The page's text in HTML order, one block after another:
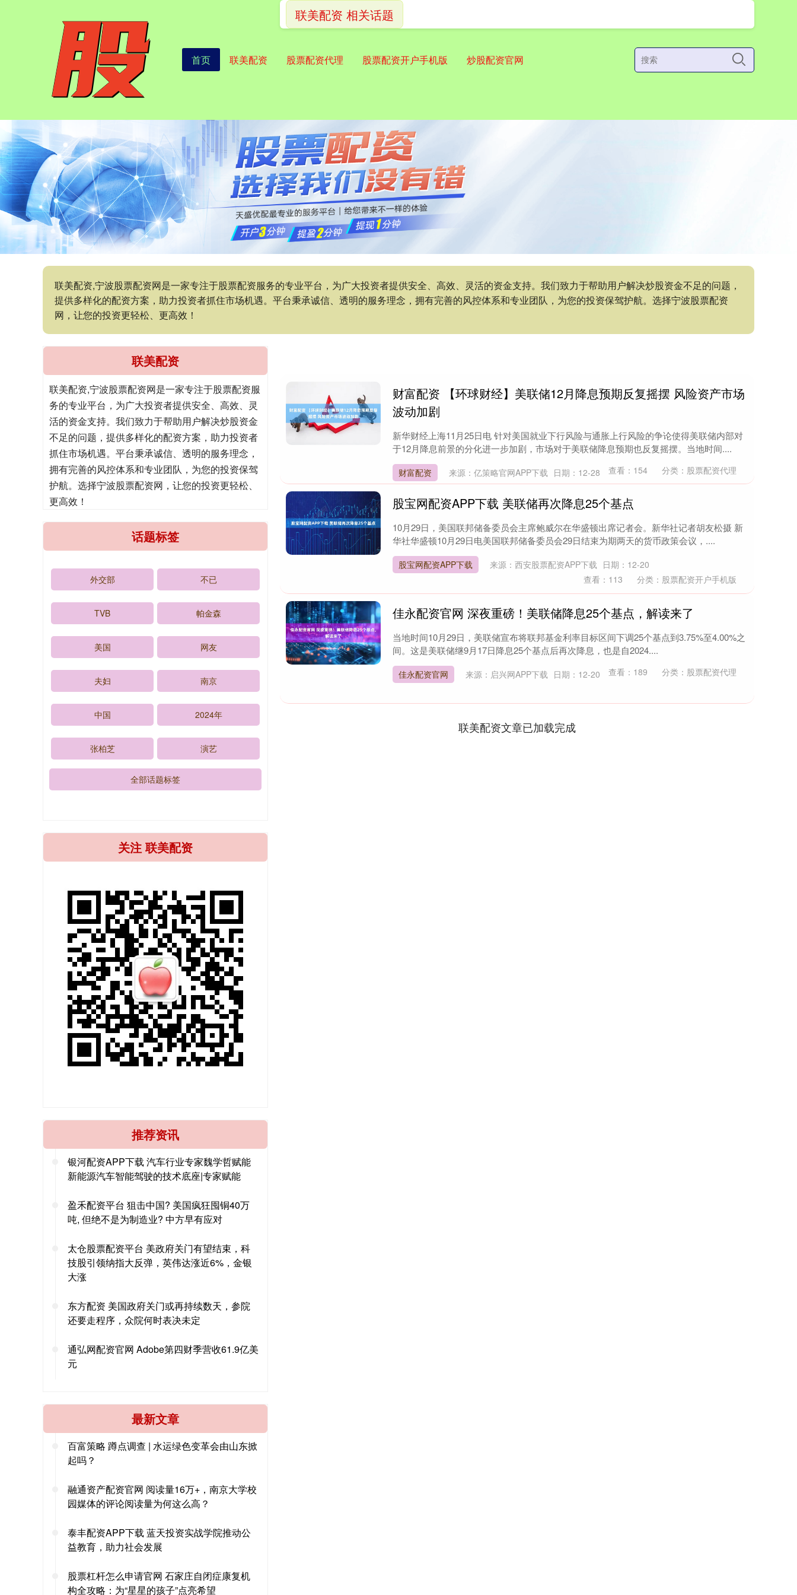
首页 联美配资 股票配资代理 股票配资开户手机版 炒股配资官网
联美配资,宁波股票配资网是一家专注于股票配资服务的专业平台，为广大投资者提供安全、高效、灵活的资金支持。我们致力于帮助用户解决炒股资金不足的问题，
提供多样化的配资方案，助力投资者抓住市场机遇。平台秉承诚信、透明的服务理念，拥有完善的风控体系和专业团队，为您的投资保驾护航。选择宁波股票配资
网，让您的投资更轻松、更高效！
联美配资 相关话题
财富配资 【环球财经】美联储12月降息预期反复摇摆 风险资产市场
波动加剧
新华财经上海11月25日电 针对美国就业下行风险与通胀上行风险的争论使得美联储内部对
于12月降息前景的分化进一步加剧，市场对于美联储降息预期也反复摇摆。当地时间....
财富配资 来源：亿策略官网APP下载 日期：12-28 查看： 154 分类： 股票配资代理
股宝网配资APP下载 美联储再次降息25个基点
10月29日，美国联邦储备委员会主席鲍威尔在华盛顿出席记者会。新华社记者胡友松摄 新
华社华盛顿10月29日电美国联邦储备委员会29日结束为期两天的货币政策会议，....
股宝网配资APP下载 来源：西安股票配资APP下载 日期：12-20
查看： 113 分类： 股票配资开户手机版
佳永配资官网 深夜重磅！美联储降息25个基点，解读来了
当地时间10月29日，美联储宣布将联邦基金利率目标区间下调25个基点到3.75%至4.00%之
间。这是美联储继9月17日降息25个基点后再次降息，也是自2024....
佳永配资官网 来源：启兴网APP下载 日期：12-20 查看： 189 分类： 股票配资代理
联美配资文章已加载完成
联美配资
联美配资,宁波股票配资网是一家专注于股票配资服
务的专业平台，为广大投资者提供安全、高效、灵
活的资金支持。我们致力于帮助用户解决炒股资金
不足的问题，提供多样化的配资方案，助力投资者
抓住市场机遇。平台秉承诚信、透明的服务理念，
拥有完善的风控体系和专业团队，为您的投资保驾
护航。选择宁波股票配资网，让您的投资更轻松、
更高效！
话题标签
外交部 不已
TVB 帕金森
美国 网友
夫妇 南京
中国 2024年
张柏芝 演艺
全部话题标签
关注 联美配资
推荐资讯
银河配资APP下载 汽车行业专家魏学哲赋能
新能源汽车智能驾驶的技术底座|专家赋能
盈禾配资平台 狙击中国? 美国疯狂囤铜40万
吨, 但绝不是为制造业? 中方早有应对
太仓股票配资平台 美政府关门有望结束，科
技股引领纳指大反弹，英伟达涨近6%，金银
大涨
东方配资 美国政府关门或再持续数天，参院
还要走程序，众院何时表决未定
通弘网配资官网 Adobe第四财季营收61.9亿美
元
最新文章
百富策略 蹲点调查 | 水运绿色变革会由山东掀
起吗？
融通资产配资官网 阅读量16万+，南京大学校
园媒体的评论阅读量为何这么高？
泰丰配资APP下载 蓝天投资实战学院推动公
益教育，助力社会发展
股票杠杆怎么申请官网 石家庄自闭症康复机
构全攻略：为“星星的孩子”点亮希望